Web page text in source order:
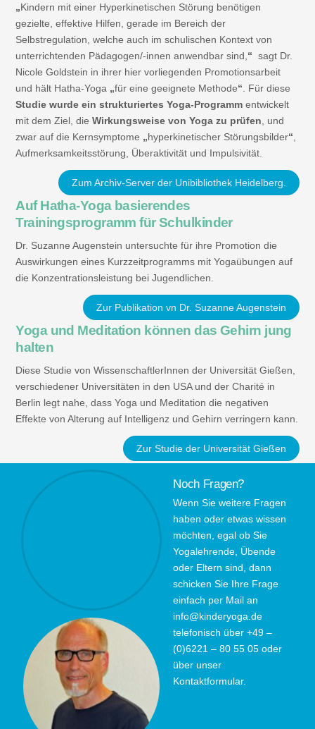
„Kindern mit einer Hyperkinetischen Störung benötigen
gezielte, effektive Hilfen, gerade im Bereich der
Selbstregulation, welche auch im schulischen Kontext von
unterrichtenden Pädagogen/-innen anwendbar sind, “sagt Dr.
Nicole Goldstein in ihrer hier vorliegenden Promotionsarbeit
und hält Hatha-Yoga „für eine geeignete Methode“ . Für diese
Studie wurde ein strukturiertes Yoga-Programm entwickelt
mit dem Ziel, dieWirkungsweise von Yoga zu prüfen , und
zwar auf die Kernsymptome „hyperkinetischer Störungsbilder“
Aufmerksamkeitsstörung, Überaktivität und Impulsivität.
Zum Archiv-Server der Unibibliothek Heidelberg.
Auf Hatha-Yoga basierendes
Trainingsprogramm für Schulkinder
Dr. Suzanne Augenstein untersuchte für ihre Promotion die
Auswirkungen eines Kurzzeitprogramms mit Yogaübungen auf
die Konzentrationsleistung bei Jugendlichen.
Zur Publikation vn Dr. Suzanne Augenstein
Yoga und Meditation können das Gehirn jung
halten
Diese Studie von WissenschaftlerInnen der Universität Gießen,
verschiedener Universitäten in den USA und der Charité in
Berlin legt nahe, dass Yoga und Meditation die negativen
Effekte von Alterung auf Intelligenz und Gehirn verringern kann.
Zur Studie der Universität Gießen
Noch Fragen?
Wenn Sie weitere Fragen
haben oder etwas wissen
möchten, egal ob Sie
Yogalehrende, Übende
oder Eltern sind, dann
schicken Sie Ihre Frage
einfach per Mail an
info@kinderyoga.de
telefonisch über +49 –
(0)6221 – 80 55 05 oder
über unser
Kontaktformular.